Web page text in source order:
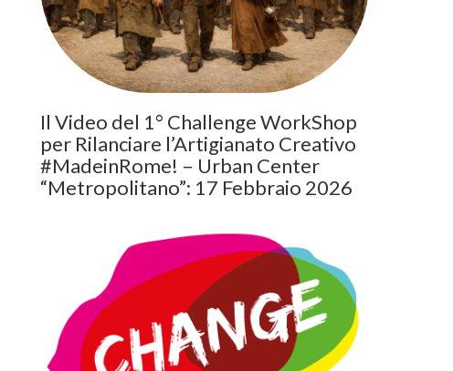
Il Video del 1° Challenge WorkShop
per Rilanciare l’Artigianato Creativo
#MadeinRome! – Urban Center
“Metropolitano”: 17 Febbraio 2026